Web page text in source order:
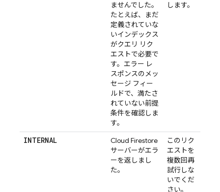
ませんでした。
たとえば、まだ
定義されていな
いインデックス
がクエリ リク
エストで必要で
す。エラー レ
スポンスのメッ
セージ フィー
ルドで、満たさ
れていない前提
条件を確認しま
す。
します。
INTERNAL
Cloud Firestore
サーバーがエラ
ーを返しまし
た。
このリク
エストを
複数回再
試行しな
いでくだ
さい。